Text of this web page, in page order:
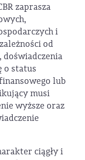
zaprasza
i
od
doświadczenia
o status
lub
musi
wyższe oraz
ciągły i